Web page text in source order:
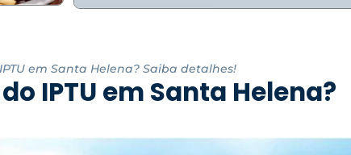
em Santa Helena? Saiba detalhes!
IPTU em Santa Helena?